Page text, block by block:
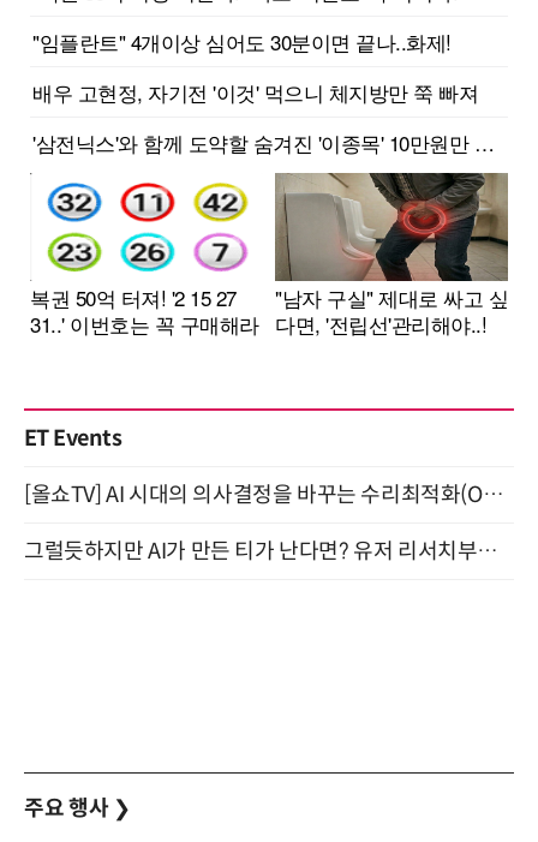
ET Events
[올쇼TV] AI 시대의 의사결정을 바꾸는 수리최적화(Optimization) 소개 (8/20 생방송)
그럴듯하지만 AI가 만든 티가 난다면? 유저 리서치부터 배포까지! (9/15)
주요 행사 ❯